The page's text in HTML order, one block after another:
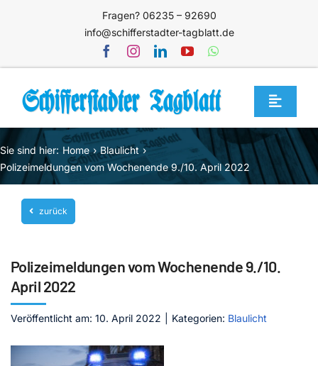
Fragen? 06235 – 92690
info@schifferstadter-tagblatt.de
Toggle
Home
Themen
Blog
Unternehmen
Mediathek
Jetzt abonnieren
Sie sind hier: Home
Blaulicht
Polizeimeldungen vom Wochenende 9./10. April 2022
zurück
Polizeimeldungen vom Wochenende 9./10.
April 2022
Veröffentlicht am: 10. April 2022 Kategorien: Blaulicht